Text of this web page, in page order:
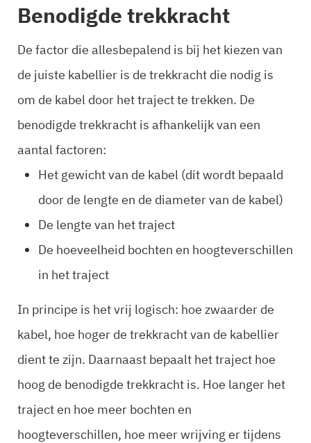
Benodigde trekkracht
De factor die allesbepalend is bij het kiezen van
de juiste kabellier is de trekkracht die nodig is
om de kabel door het traject te trekken. De
benodigde trekkracht is afhankelijk van een
aantal factoren:
Het gewicht van de kabel (dit wordt bepaald
door de lengte en de diameter van de kabel)
De lengte van het traject
De hoeveelheid bochten en hoogteverschillen
in het traject
In principe is het vrij logisch: hoe zwaarder de
kabel, hoe hoger de trekkracht van de kabellier
dient te zijn. Daarnaast bepaalt het traject hoe
hoog de benodigde trekkracht is. Hoe langer het
traject en hoe meer bochten en
hoogteverschillen, hoe meer wrijving er tijdens